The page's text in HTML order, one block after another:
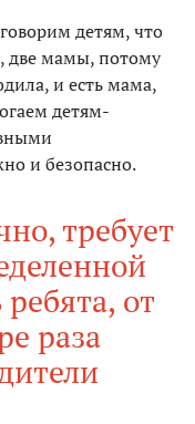
детям, что
две мамы, потому
и есть мама,
детям-
и безопасно.
требует
от
раза